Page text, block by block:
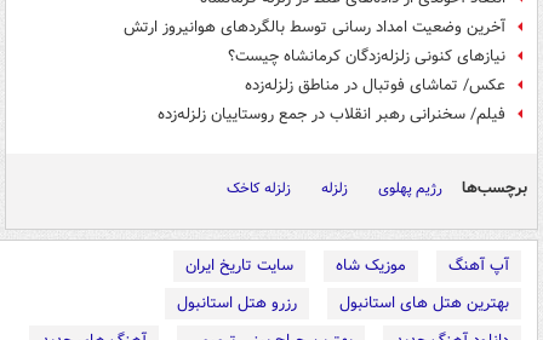
آخرین وضعیت امداد رسانی توسط بالگردهای هوانیروز ارتش
نیازهای کنونی ‌زلزله‌زدگان کرمانشاه چیست؟
عکس/ تماشای فوتبال در مناطق زلزله‌زده
فیلم/ سخنرانی رهبر انقلاب در جمع روستاییان زلزله‌زده
برچسب‌ها رژیم پهلوی زلزله زلزله کاخک
آپ آهنگ موزیک شاه
سایت تاریخ ایران
بهترین هتل های استانبول
رزرو هتل استانبول